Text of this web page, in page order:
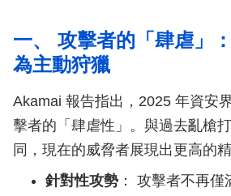
一、 攻擊者的「肆虐」
為主動狩獵
Akamai 報告指出，2025 年資安
擊者的「肆虐性」。與過去亂槍
同，現在的威脅者展現出更高的
針對性攻勢： 攻擊者不再僅